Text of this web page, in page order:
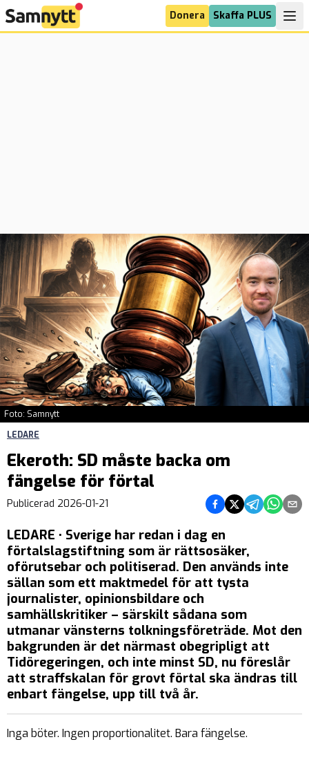
Donera Skaffa PLUS
Foto: Samnytt
LEDARE
Ekeroth: SD måste backa om
fängelse för förtal
Publicerad 2026-01-21 Dela på Facebook
Dela på Twitter
Dela påDela på
Dela
LEDARE • Sverige har redan i dag en
förtalslagstiftning som är rättsosäker,
oförutsebar och politiserad. Den används inte
sällan som ett maktmedel för att tysta
journalister, opinionsbildare och
samhällskritiker – särskilt sådana som
utmanar vänsterns tolkningsföreträde. Mot den
bakgrunden är det närmast obegripligt att
Tidöregeringen, och inte minst SD, nu föreslår
att straffskalan för grovt förtal ska ändras till
enbart fängelse, upp till två år.
Inga böter. Ingen proportionalitet. Bara fängelse.